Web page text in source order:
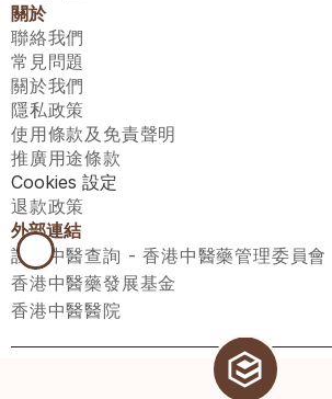
關於
聯絡我們
常見問題
關於我們
隱私政策
使用條款及免責聲明
推廣用途條款
Cookies 設定
退款政策
外部連結
註冊中醫查詢 - 香港中醫藥管理委員會
香港中醫藥發展基金
香港中醫醫院
醫師匯有限公司 ECWAY LIMITED Copyright